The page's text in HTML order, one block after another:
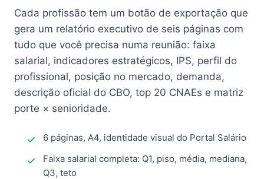
Cada profissão tem um botão de exportação que
gera um relatório executivo de seis páginas com
tudo que você precisa numa reunião: faixa
salarial, indicadores estratégicos, IPS, perfil do
profissional, posição no mercado, demanda,
descrição oficial do CBO, top 20 CNAEs e matriz
porte × senioridade.
6 páginas, A4, identidade visual do Portal Salário
Faixa salarial completa: Q1, piso, média, mediana,
Q3, teto